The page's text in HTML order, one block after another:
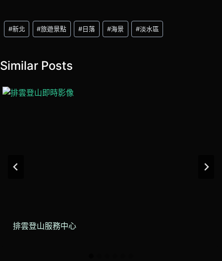
Post
Tags:
#新北 #旅遊景點 #日落 #海景 #淡水區
Similar Posts
排雲登山服務中心